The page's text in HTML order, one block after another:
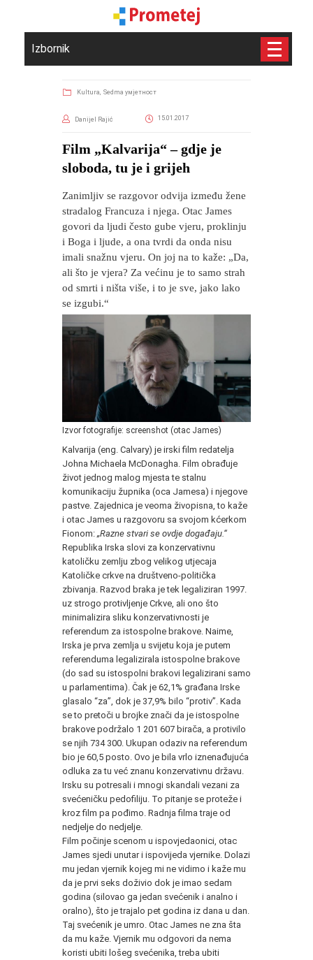
Izbornik
Kultura, Sedma умјетност
Danijel Rajić 15.01.2017
Film „Kalvarija“ – gdje je
sloboda, tu je i grijeh
Zanimljiv se razgovor odvija između žene
stradalog Francuza i njega. Otac James
govori da ljudi često gube vjeru, proklinju
i Boga i ljude, a ona tvrdi da onda nisu
imali snažnu vjeru. On joj na to kaže: „Da,
ali što je vjera? Za većinu je to samo strah
od smrti i ništa više, i to je sve, jako lako
se izgubi.“
Izvor fotografije: screenshot (otac James)
Kalvarija (eng. Calvary) je irski film redatelja
Johna Michaela McDonagha. Film obrađuje
život jednog malog mjesta te stalnu
komunikaciju župnika (oca Jamesa) i njegove
pastve. Zajednica je veoma živopisna, to kaže
i otac James u razgovoru sa svojom kćerkom
Fionom: „Razne stvari se ovdje događaju.“
Republika Irska slovi za konzervativnu
katoličku zemlju zbog velikog utjecaja
Katoličke crkve na društveno-politička
zbivanja. Razvod braka je tek legaliziran 1997.
uz strogo protivljenje Crkve, ali ono što
minimalizira sliku konzervativnosti je
referendum za istospolne brakove. Naime,
Irska je prva zemlja u svijetu koja je putem
referenduma legalizirala istospolne brakove
(do sad su istospolni brakovi legalizirani samo
u parlamentima). Čak je 62,1% građana Irske
glasalo “za”, dok je 37,9% bilo “protiv”. Kada
se to pretoči u brojke znači da je istospolne
brakove podržalo 1 201 607 birača, a protivilo
se njih 734 300. Ukupan odaziv na referendum
bio je 60,5 posto. Ovo je bila vrlo iznenađujuća
odluka za tu već znanu konzervativnu državu.
Irsku su potresali i mnogi skandali vezani za
svećeničku pedofiliju. To pitanje se proteže i
kroz film pa pođimo. Radnja filma traje od
nedjelje do nedjelje.
Film počinje scenom u ispovjedaonici, otac
James sjedi unutar i ispovijeda vjernike. Dolazi
mu jedan vjernik kojeg mi ne vidimo i kaže mu
da je prvi seks doživio dok je imao sedam
godina (silovao ga jedan svećenik i analno i
oralno), što je trajalo pet godina iz dana u dan.
Taj svećenik je umro. Otac James ne zna šta
da mu kaže. Vjernik mu odgovori da nema
koristi ubiti lošeg svećenika, treba ubiti